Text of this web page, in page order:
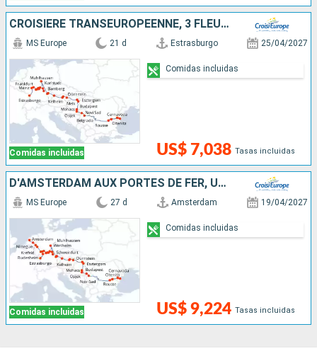
CROISIÈRE TRANSEUROPÉENNE, 3 FLEUVES, LE RHIN, LE MAIN ET LE DANUBE - DE L'EUROPE OCCIDENTALE À L'EUROPE DE L'EST DÉCOUVREZ LEURS RICHESSES CULTURELLES ET PATRIMONIALES
Comidas incluidas
MS Europe 21 d Estrasburgo 25/04/2027
US$ 7,038 Tasas incluidas
Comidas incluidas
D'AMSTERDAM AUX PORTES DE FER, UNE FABULEUSE CROISIÈRE SUR LES EAUX EUROPÉENNES
Comidas incluidas
MS Europe 27 d Amsterdam 19/04/2027
US$ 9,224 Tasas incluidas
Comidas incluidas